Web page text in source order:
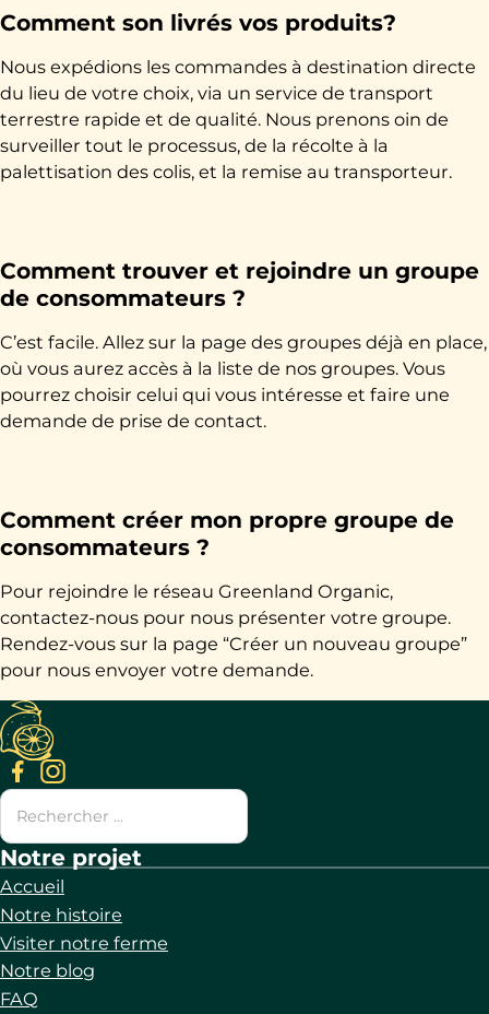
Comment son livrés vos produits?
Nous expédions les commandes à destination directe
du lieu de votre choix, via un service de transport
terrestre rapide et de qualité. Nous prenons oin de
surveiller tout le processus, de la récolte à la
palettisation des colis, et la remise au transporteur.
Comment trouver et rejoindre un groupe
de consommateurs ?
C’est facile. Allez sur la page des groupes déjà en place,
où vous aurez accès à la liste de nos groupes. Vous
pourrez choisir celui qui vous intéresse et faire une
demande de prise de contact.
Comment créer mon propre groupe de
consommateurs ?
Pour rejoindre le réseau Greenland Organic,
contactez-nous pour nous présenter votre groupe.
Rendez-vous sur la page “Créer un nouveau groupe”
pour nous envoyer votre demande.
Rechercher
Suivez nous sur Facebook
Suivez nous sur Instagram
Notre projet
Accueil
Notre histoire
Visiter notre ferme
Notre blog
FAQ